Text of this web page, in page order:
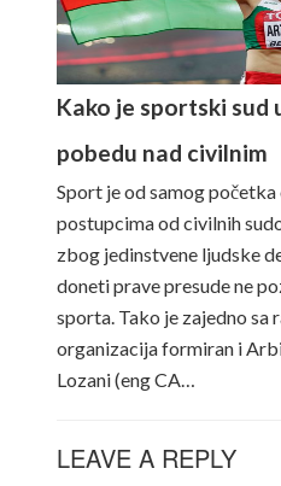
Kako je sportski sud
pobedu nad civilnim
Sport je od samog
postupcima od civilnih
zbog jedinstvene ljudske
doneti prave presude ne
sporta. Tako je zajedno sa
organizacija formiran i
Lozani (eng CA…
LEAVE A REPLY